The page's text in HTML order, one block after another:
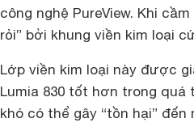
công nghệ PureView. Khi
rỏi” bởi khung viền kim loại
Lớp viền kim loại này được
Lumia 830 tốt hơn trong
khó có thể gây “tồn hại” đến